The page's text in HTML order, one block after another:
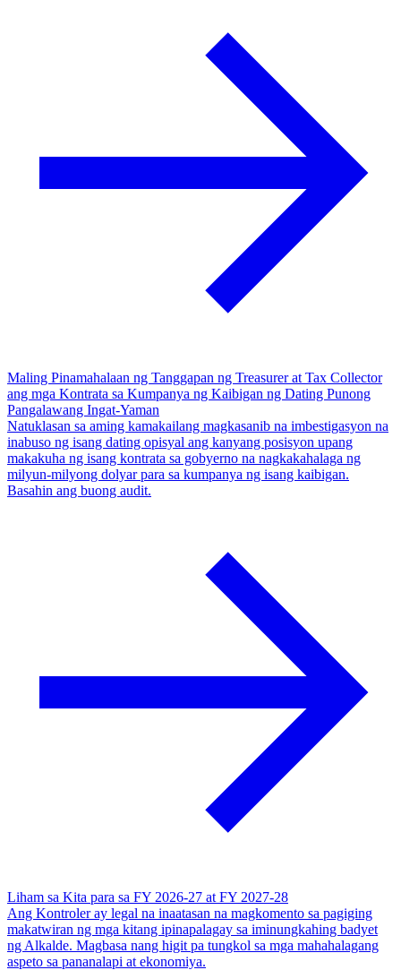
Maling Pinamahalaan ng Tanggapan ng Treasurer at Tax Collector
ang mga Kontrata sa Kumpanya ng Kaibigan ng Dating Punong
Pangalawang Ingat-Yaman
Natuklasan sa aming kamakailang magkasanib na imbestigasyon na
inabuso ng isang dating opisyal ang kanyang posisyon upang
makakuha ng isang kontrata sa gobyerno na nagkakahalaga ng
milyun-milyong dolyar para sa kumpanya ng isang kaibigan.
Basahin ang buong audit.
Liham sa Kita para sa FY 2026-27 at FY 2027-28
Ang Kontroler ay legal na inaatasan na magkomento sa pagiging
makatwiran ng mga kitang ipinapalagay sa iminungkahing badyet
ng Alkalde. Magbasa nang higit pa tungkol sa mga mahahalagang
aspeto sa pananalapi at ekonomiya.